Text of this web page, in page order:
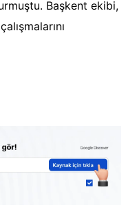
Başkent ekibi,